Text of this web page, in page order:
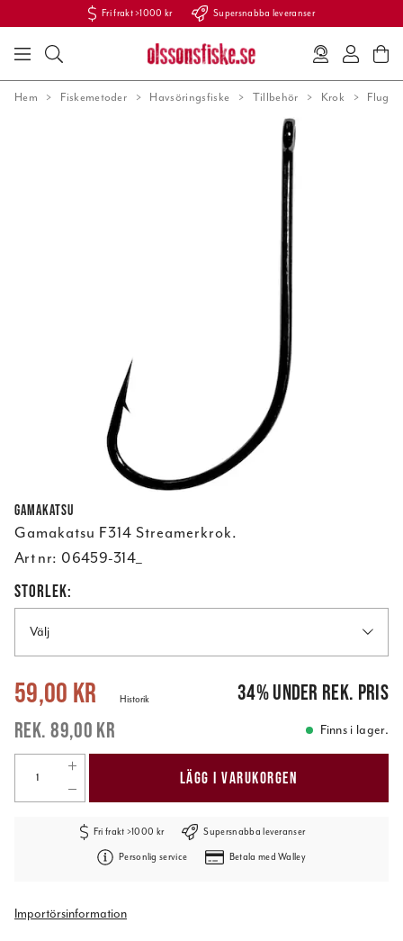
Fri frakt >1000 kr Supersnabba leveranser
Hem Fiskemetoder Havsöringsfiske Tillbehör Krok
Gamakatsu
Gamakatsu F314 Streamerkrok.
Art nr: 06459-314_
STORLEK:
Välj
Nuvarande pris: 89,00 kr
59,00 kr
89,00 kr
Historik 34%under rek. pris
Finns i lager.
LÄGG I VARUKORGEN
Fri frakt >1000 kr Supersnabba leveranser
Personlig service Betala med Walley
Importörsinformation